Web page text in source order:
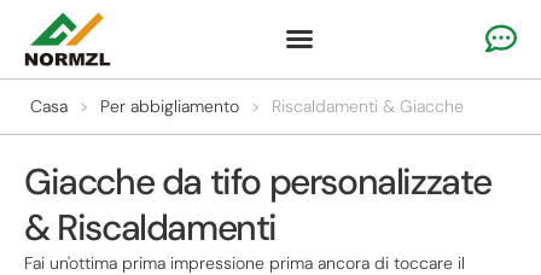
Casa > Per abbigliamento > Riscaldamenti & Giacche
Giacche da tifo personalizzate
& Riscaldamenti
Fai un'ottima prima impressione prima ancora di toccare il